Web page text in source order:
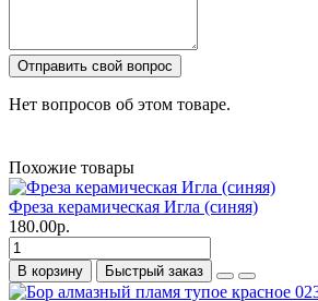
Отправить свой вопрос
Нет вопросов об этом товаре.
Похожие товары
Фреза керамическая Игла (синяя)
180.00р.
В корзину Быстрый заказ